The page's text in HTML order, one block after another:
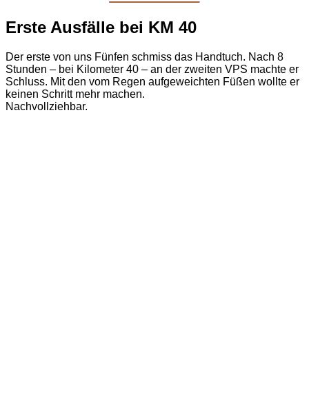
Erste Ausfälle bei KM 40
Der erste von uns Fünfen schmiss das Handtuch. Nach 8
Stunden – bei Kilometer 40 – an der zweiten VPS machte er
Schluss. Mit den vom Regen aufgeweichten Füßen wollte er
keinen Schritt mehr machen.
Nachvollziehbar.